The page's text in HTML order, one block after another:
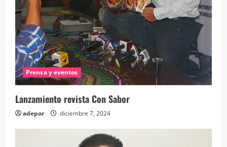
Prensa y eventos
Lanzamiento revista Con Sabor
adepor diciembre 7, 2024